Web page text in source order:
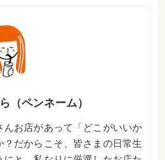
（ペンネーム）
お店があって「どこがいいか
だからこそ、皆さまの日常生